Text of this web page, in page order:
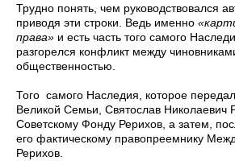
Трудно понять, чем руководствовался
приводя эти строки. Ведь именно
права» и есть часть того самого
разгорелся конфликт между
общественностью.
Того самого Наследия, которое
Великой Семьи, Святослав Николаевич
Советскому Фонду Рерихов, а затем,
его фактическому правопреемнику
Рерихов.